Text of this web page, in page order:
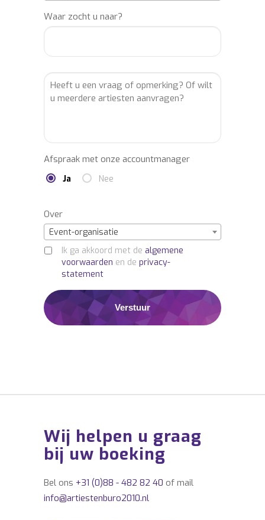
Waar zocht u naar?
Afspraak met onze accountmanager
Ja Nee
Over
Event-organisatie
Ik ga akkoord met de algemene
voorwaarden en de privacy-
statement
Wij helpen u graag
bij uw boeking
Bel ons +31 (0)88 - 482 82 40 of mail
info@artiestenburo2010.nl